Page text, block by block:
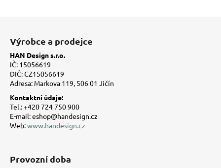
Výrobce a prodejce
HAN Design s.r.o.
IČ: 15056619
DIČ: CZ15056619
Adresa: Markova 119, 506 01 Jičín
Kontaktní údaje:
Tel.: +420 724 750 900
E-mail: eshop@handesign.cz
Web:www.handesign.cz
Provozní doba